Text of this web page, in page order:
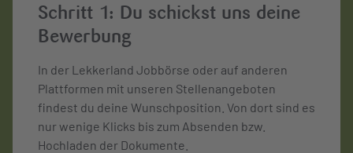
Schritt 1: Du schickst uns deine
Bewerbung
In der Lekkerland Jobbörse oder auf anderen
Plattformen mit unseren Stellenangeboten
findest du deine Wunschposition. Von dort sind es
nur wenige Klicks bis zum Absenden bzw.
Hochladen der Dokumente.